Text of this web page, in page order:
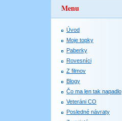
Menu
Úvod
Moje topky
Paberky
Rovesníci
Z filmov
Blogy
Čo ma len tak napadlo
Veteráni CO
Posledné návraty